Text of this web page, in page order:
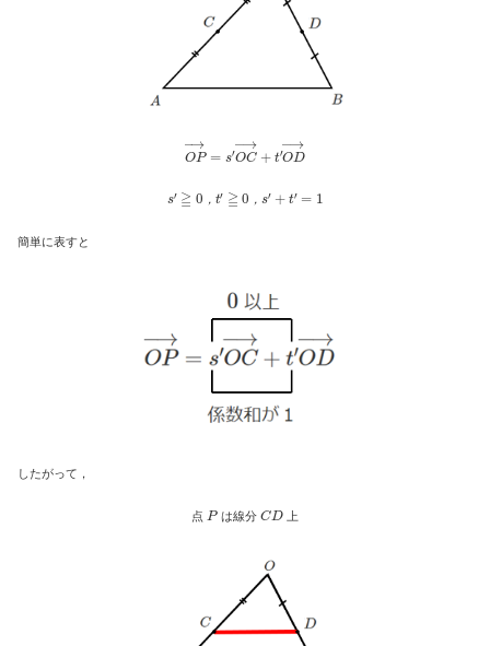
OP→ s′OC +t′OD
′≧0 ， ≧0，s ′= 1
簡単に表すと
したがって，
点 P は線分 CD 上